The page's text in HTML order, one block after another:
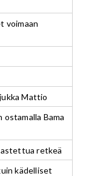
voimaan
Mattio
ostamalla Bama
retkeä
kädelliset